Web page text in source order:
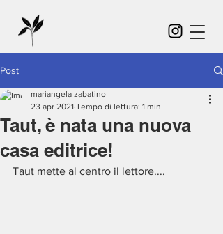
Post
Taut, è nata una nuova
casa editrice!
mariangela zabatino
23 apr 2021 Tempo di lettura: 1 min
Taut mette al centro il lettore....